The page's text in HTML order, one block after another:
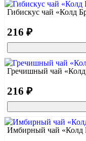
Гибискус чай «Колд
216 ₽
Гречишный чай
216 ₽
Имбирный чай «Колд